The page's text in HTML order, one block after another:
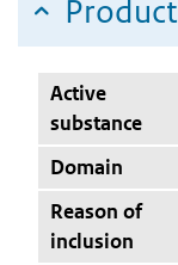
Product
Active
substance
Domain
Reason of
inclusion